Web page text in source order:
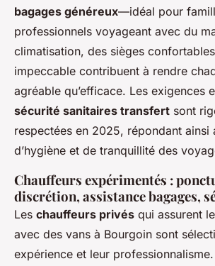
bagages généreux—idéal pour
professionnels voyageant avec du
climatisation, des sièges
impeccable contribuent à rendre
agréable qu’efficace. Les exigences
sécurité sanitaires transfert sont
respectées en 2025, répondant ainsi
d’hygiène et de tranquillité des
Chauffeurs expérimentés :
discrétion, assistance bagages,
Les chauffeurs privés qui assurent
avec des vans à Bourgoin sont
expérience et leur